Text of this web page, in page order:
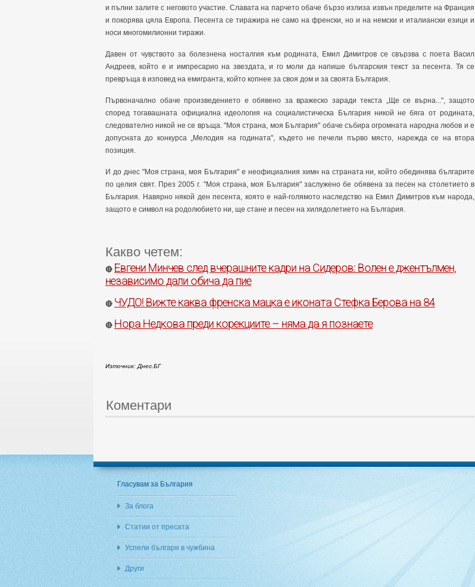
и пълни залите с неговото участие. Славата на парчето обаче бързо излиза извън пределите на Франция
и покорява цяла Европа. Песента се тиражира не само на френски, но и на немски и италиански езици и
носи многомилионни тиражи.
Давен от чувството за болезнена носталгия към родината, Емил Димитров се свързва с поета Васил
Андреев, който е и импресарио на звездата, и го моли да напише българския текст за песента. Тя се
превръща в изповед на емигранта, който копнее за своя дом и за своята България.
Първоначално обаче произведението е обявено за вражеско заради текста „Ще се върна...", защото
според тогавашната официална идеология на социалистическа България никой не бяга от родината,
следователно никой не се връща. "Моя страна, моя България" обаче събира огромната народна любов и е
допусната до конкурса „Мелодия на годината", където не печели първо място, нарежда се на втора
позиция.
И до днес "Моя страна, моя България" е неофициалния химн на страната ни, който обединява българите
по целия свят. През 2005 г. "Моя страна, моя България" заслужено бе обявена за песен на столетието в
България. Навярно някой ден песента, която е най-голямото наследство на Емил Димитров към народа,
защото е символ на родолюбието ни, ще стане и песен на хилядолетието на България.
Какво четем:
🔴 Евгени Минчев след вчерашните кадри на Сидеров: Волен е джентълмен,
независимо дали обича да пие
🔴 ЧУДО! Вижте каква френска мацка е иконата Стефка Берова на 84
🔴 Нора Недкова преди корекциите – няма да я познаете
Източник: Днес.БГ
Коментари
Гласувам за България
За блога
Статии от пресата
Успели българи в чужбина
Други